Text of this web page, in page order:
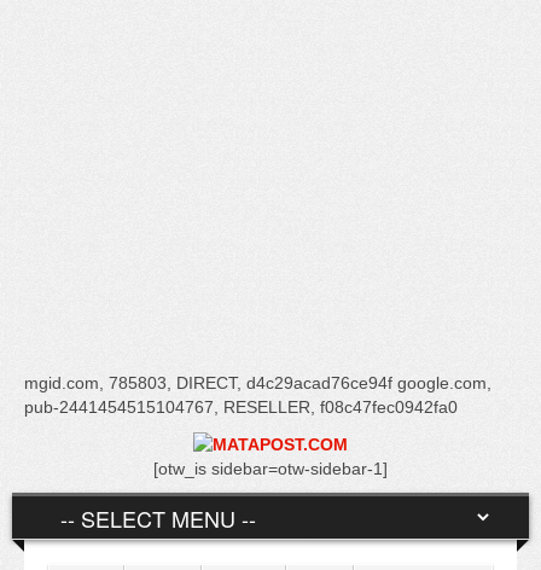
mgid.com, 785803, DIRECT, d4c29acad76ce94f google.com,
pub-2441454515104767, RESELLER, f08c47fec0942fa0
[otw_is sidebar=otw-sidebar-1]